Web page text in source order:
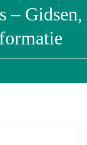
– Gidsen,